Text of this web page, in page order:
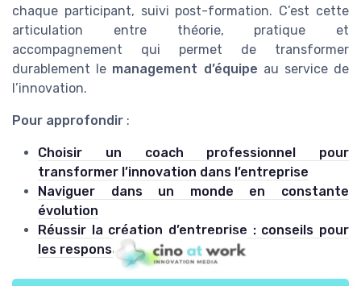
chaque participant, suivi post-formation. C’est cette
articulation entre théorie, pratique et
accompagnement qui permet de transformer
durablement le management d’équipe au service de
l’innovation.
Pour approfondir :
Choisir un coach professionnel pour
transformer l’innovation dans l’entreprise
Naviguer dans un monde en constante
évolution
Réussir la création d’entreprise : conseils pour
les responsables de l’innovation